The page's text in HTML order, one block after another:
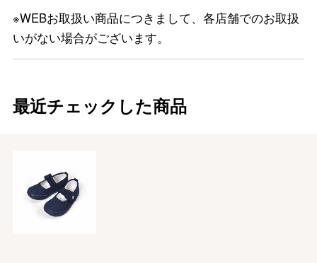
※WEBお取扱い商品につきまして、各店舗でのお取扱
いがない場合がございます。
最近チェックした商品